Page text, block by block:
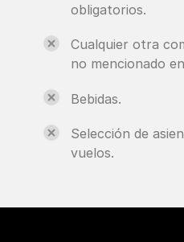
obligatorios.
Cualquier otra
no mencionado
Bebidas.
Selección de
vuelos.